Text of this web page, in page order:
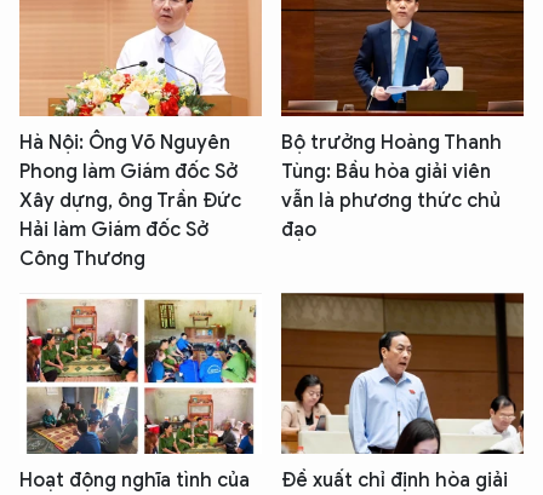
Hà Nội: Ông Võ Nguyên
Phong làm Giám đốc Sở
Xây dựng, ông Trần Đức
Hải làm Giám đốc Sở
Công Thương
Bộ trưởng Hoàng Thanh
Tùng: Bầu hòa giải viên
vẫn là phương thức chủ
đạo
Hoạt động nghĩa tình của
Đề xuất chỉ định hòa giải